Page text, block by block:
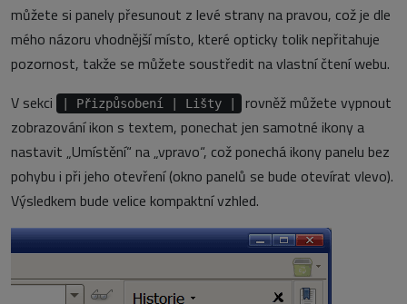
můžete si panely přesunout z levé strany na pravou, což je dle
mého názoru vhodnější místo, které opticky tolik nepřitahuje
pozornost, takže se můžete soustředit na vlastní čtení webu.
V sekci
| Přizpůsobení | Lišty |
rovněž můžete vypnout
zobrazování ikon s textem, ponechat jen samotné ikony a
nastavit „Umístění“ na „vpravo“, což ponechá ikony panelu bez
pohybu i při jeho otevření (okno panelů se bude otevírat vlevo).
Výsledkem bude velice kompaktní vzhled.